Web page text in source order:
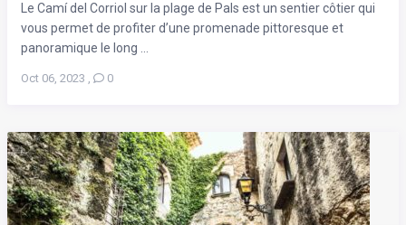
Le Camí del Corriol sur la plage de Pals est un sentier côtier qui
vous permet de profiter d’une promenade pittoresque et
panoramique le long ...
Oct 06, 2023 , 0